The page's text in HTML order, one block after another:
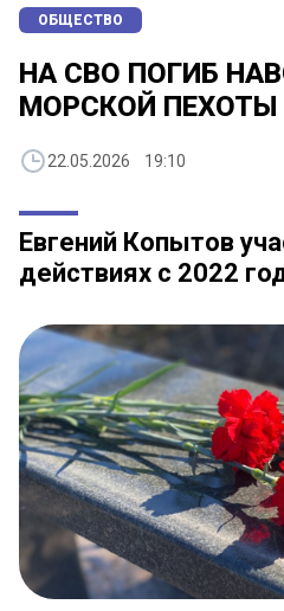
ОБЩЕСТВО
НА СВО ПОГИБ
МОРСКОЙ
22.05.2026 19:10
Евгений Копытов
действиях с 2022